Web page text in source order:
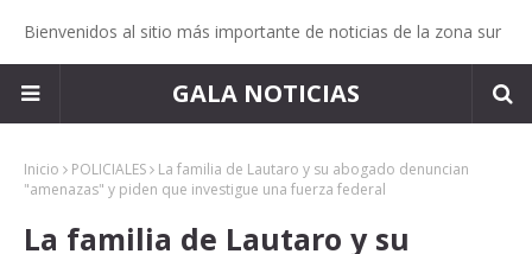
Bienvenidos al sitio más importante de noticias de la zona sur
GALA NOTICIAS
Inicio POLICIALES
La familia de Lautaro y su abogado denuncian
"amenazas" y piden que investigue una fuerza federal
La familia de Lautaro y su